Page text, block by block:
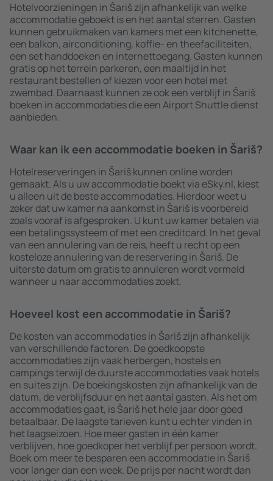
Hotelvoorzieningen in Šariš zijn afhankelijk van welke
accommodatie geboekt is en het aantal sterren. Gasten
kunnen gebruikmaken van kamers met een kitchenette,
een balkon, airconditioning, koffie- en theefaciliteiten,
een set handdoeken en internettoegang. Gasten kunnen
gratis op het terrein parkeren, een maaltijd in het
restaurant bestellen of kiezen voor een hotel met
zwembad. Daarnaast kunnen ze ook een verblijf in Šariš
boeken in accommodaties die een Airport Shuttle dienst
aanbieden.
Waar kan ik een accommodatie boeken in Šariš?
Hotelreserveringen in Šariš kunnen online worden
gemaakt. Als u uw accommodatie boekt via eSky.nl, kiest
u alleen uit de beste accommodaties. Hierdoor weet u
zeker dat uw kamer na aankomst in Šariš is voorbereid
zoals vooraf is afgesproken. U kunt uw kamer betalen via
een betalingssysteem of met een creditcard. In het geval
van een annulering van de reis, heeft u recht op een
kosteloze annulering van de reservering in Šariš. De
uiterste datum om gratis te annuleren wordt vermeld
wanneer u naar accommodaties zoekt.
Hoeveel kost een accommodatie in Šariš?
De kosten van accommodaties in Šariš zijn afhankelijk
van verschillende factoren. De goedkoopste
accommodaties zijn vaak herbergen, hostels en
campings terwijl de duurste accommodaties vaak hotels
en suites zijn. De boekingskosten zijn afhankelijk van de
datum, de verblijfsduur en het aantal gasten. Als het om
accommodaties gaat, is Šariš het hele jaar door goed
betaalbaar. De laagste tarieven kunt u echter vinden in
het laagseizoen. Hoe meer gasten in één kamer
verblijven, hoe goedkoper het verblijf per persoon wordt.
Boek om meer te besparen een accommodatie in Šariš
voor langer dan een week. De prijs per nacht wordt dan